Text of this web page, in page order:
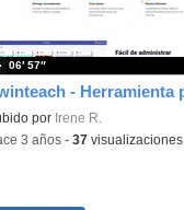
educativo.
por Irene R.
06′ 57″
3 años- 37visualizaciones